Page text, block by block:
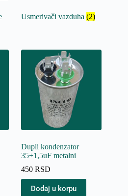
Usmerivači vazduha (2)
Dupli kondenzator
35+1,5uF metalni
450 RSD
Dodaj u korpu